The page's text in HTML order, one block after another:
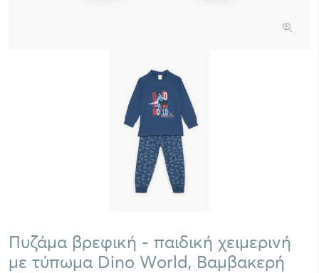
Πυζάμα βρεφική - παιδική χειμερινή
με τύπωμα Dino World, Bαμβακερή